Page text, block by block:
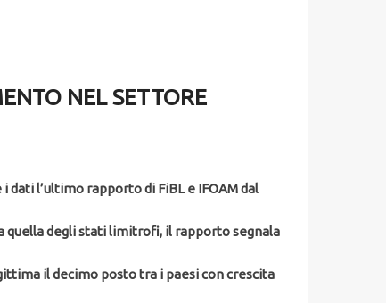
NEL SETTORE
dati l’ultimo rapporto di FiBL e IFOAM dal
quella degli stati limitrofi, il rapporto segnala
il decimo posto tra i paesi con crescita